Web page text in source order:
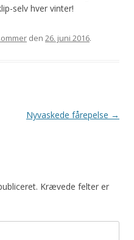
selv hver vinter!
den 26. juni 2016.
Nyvaskede fårepelse →
Krævede felter er